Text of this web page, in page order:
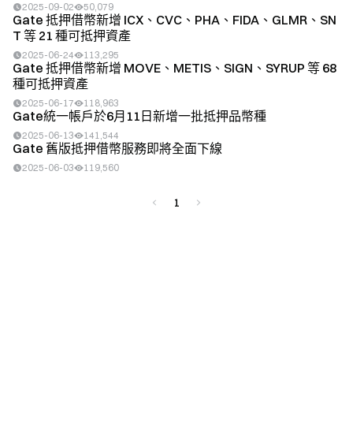
2025-09-02 50,079
Gate 抵押借幣新增 ICX、CVC、PHA、FIDA、GLMR、SN
T 等 21 種可抵押資產
2025-06-24 113,295
Gate 抵押借幣新增 MOVE、METIS、SIGN、SYRUP 等 68
種可抵押資產
2025-06-17 118,963
Gate統一帳戶於6月11日新增一批抵押品幣種
2025-06-13 141,544
Gate 舊版抵押借幣服務即將全面下線
2025-06-03 119,560
1